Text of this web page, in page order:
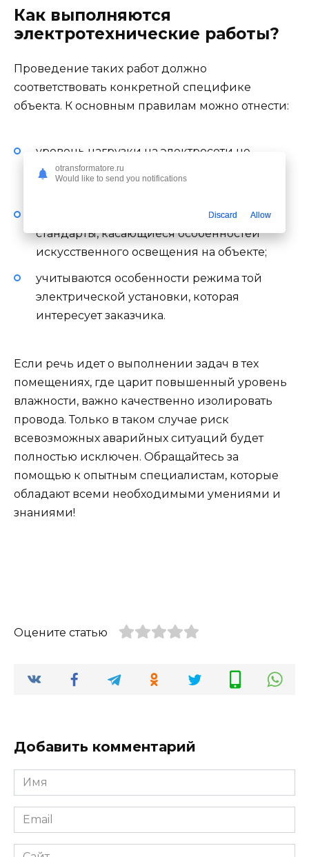
Как выполняются
электротехнические работы?
Проведение таких работ должно
соответствовать конкретной специфике
объекта. К основным правилам можно отнести:
уровень нагрузки на электросети не
должен превышать оптимальные
во внимание принимают экологические
стандарты, касающиеся особенностей
искусственного освещения на объекте;
учитываются особенности режима той
электрической установки, которая
интересует заказчика.
Если речь идет о выполнении задач в тех
помещениях, где царит повышенный уровень
влажности, важно качественно изолировать
провода. Только в таком случае риск
всевозможных аварийных ситуаций будет
полностью исключен. Обращайтесь за
помощью к опытным специалистам, которые
обладают всеми необходимыми умениями и
знаниями!
Оцените статью
Добавить комментарий
Имя
*
Email
*
Сайт
otransformatore.ru
Would like to send you notifications
Discard Allow